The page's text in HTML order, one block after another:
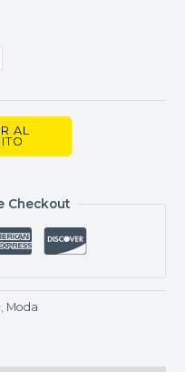
AL
Checkout
Moda